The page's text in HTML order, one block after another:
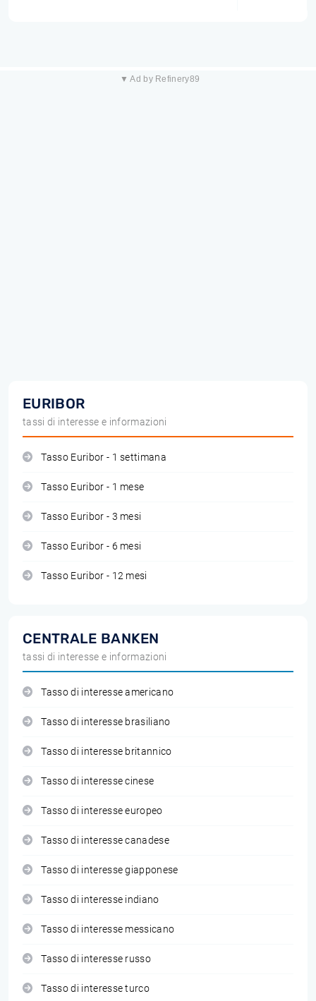
▼ Ad by Refinery89
EURIBOR
tassi di interesse e informazioni
Tasso Euribor - 1 settimana
Tasso Euribor - 1 mese
Tasso Euribor - 3 mesi
Tasso Euribor - 6 mesi
Tasso Euribor - 12 mesi
CENTRALE BANKEN
tassi di interesse e informazioni
Tasso di interesse americano
Tasso di interesse brasiliano
Tasso di interesse britannico
Tasso di interesse cinese
Tasso di interesse europeo
Tasso di interesse canadese
Tasso di interesse giapponese
Tasso di interesse indiano
Tasso di interesse messicano
Tasso di interesse russo
Tasso di interesse turco